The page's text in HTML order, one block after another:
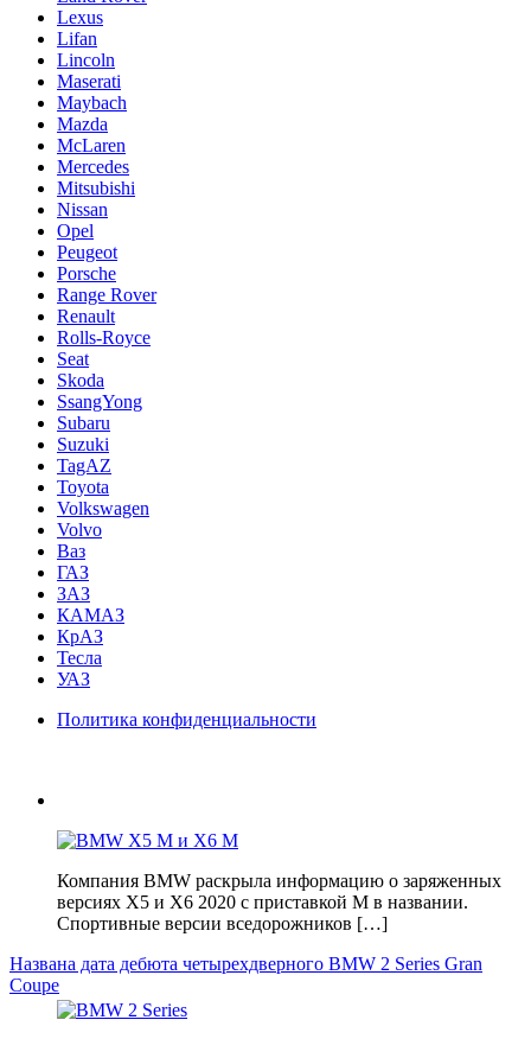
Lexus
Lifan
Lincoln
Maserati
Maybach
Mazda
McLaren
Mercedes
Mitsubishi
Nissan
Opel
Peugeot
Porsche
Range Rover
Renault
Rolls-Royce
Seat
Skoda
SsangYong
Subaru
Suzuki
TagAZ
Toyota
Volkswagen
Volvo
Ваз
ГАЗ
ЗАЗ
КАМАЗ
КрАЗ
Тесла
УАЗ
Политика конфиденциальности
Компания BMW раскрыла информацию о заряженных
версиях X5 и Х6 2020 с приставкой M в названии.
Спортивные версии вседорожников […]
Названа дата дебюта четырехдверного BMW 2 Series Gran
Coupe